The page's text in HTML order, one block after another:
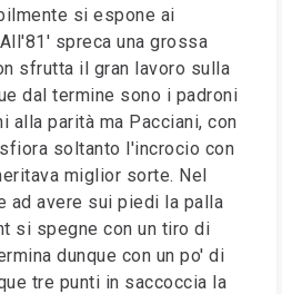
si espone ai
spreca una grossa
sfrutta il gran lavoro sulla
dal termine sono i padroni
alla parità ma Pacciani, con
soltanto l'incrocio con
miglior sorte. Nel
ad avere sui piedi la palla
si spegne con un tiro di
dunque con un po' di
tre punti in saccoccia la